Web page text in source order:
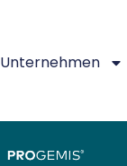
Unternehmen